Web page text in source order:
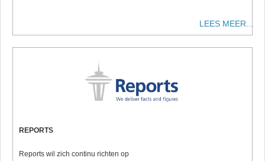
LEES MEER...
REPORTS
Reports wil zich continu richten op